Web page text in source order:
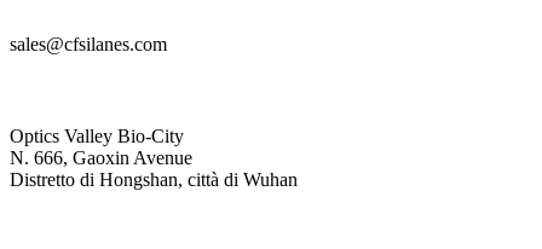
sales@cfsilanes.com
Optics Valley Bio-City
N. 666, Gaoxin Avenue
Distretto di Hongshan, città di Wuhan